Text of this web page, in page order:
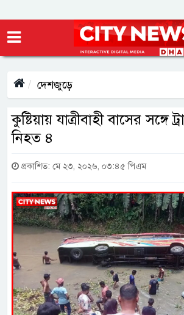
দেশজুড়ে
কুষ্টিয়ায় যাত্রীবাহী বাসের সঙ্গে
নিহত ৪
প্রকাশিত: মে ২৩, ২০২৬, ০৩:৪৫ পিএম